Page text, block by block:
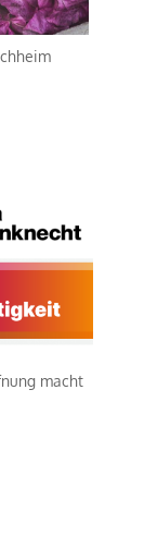
macht